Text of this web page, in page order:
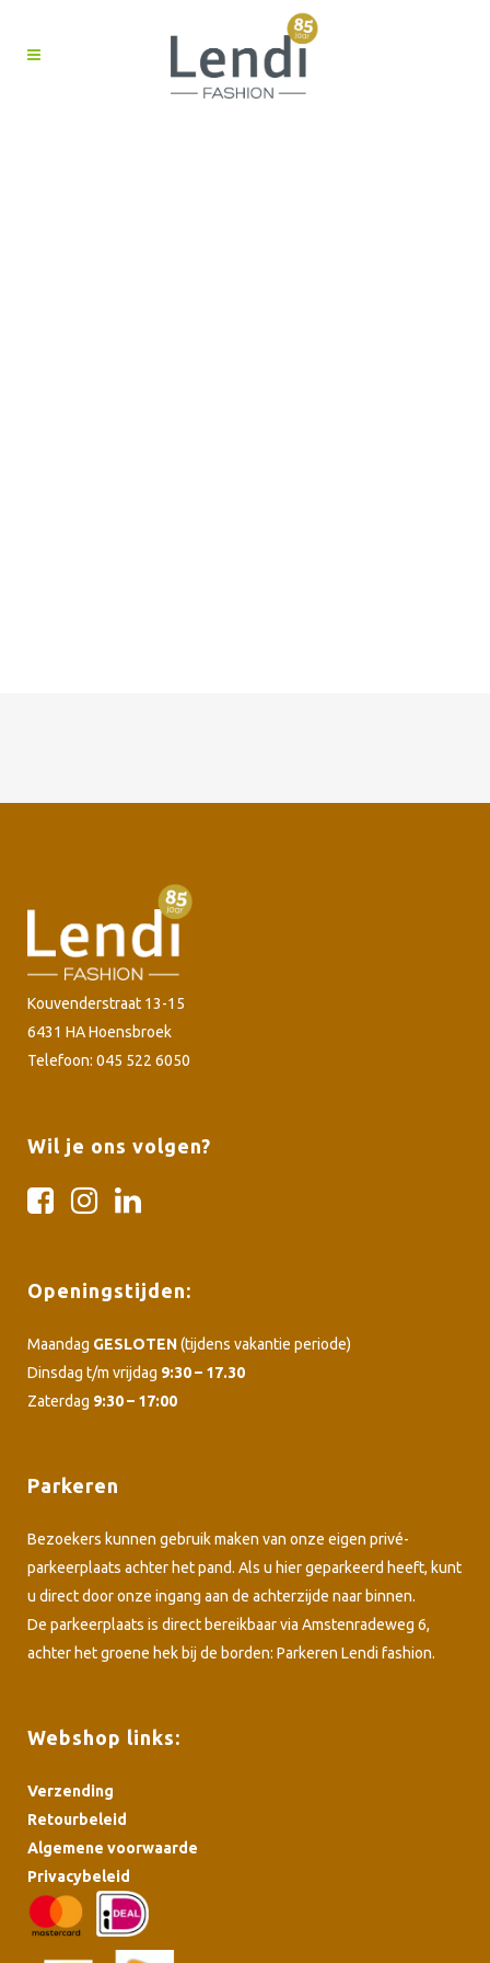
Kouvenderstraat 13-15
6431 HA Hoensbroek
Telefoon: 045 522 6050
Wil je ons volgen?
Openingstijden:
Maandag GESLOTEN(tijdens vakantie periode)
Dinsdag t/m vrijdag 9:30 – 17.30
Zaterdag 9:30 – 17:00
Parkeren
Bezoekers kunnen gebruik maken van onze eigen privé-
parkeerplaats achter het pand. Als u hier geparkeerd heeft, kunt
u direct door onze ingang aan de achterzijde naar binnen.
De parkeerplaats is direct bereikbaar via Amstenradeweg 6,
achter het groene hek bij de borden: Parkeren Lendi fashion.
Webshop links:
Verzending
Retourbeleid
Algemene voorwaarde
Privacybeleid